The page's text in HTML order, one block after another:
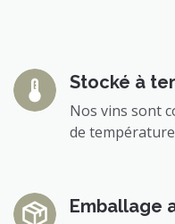
Stocké à
Nos vins sont
de
Emballage